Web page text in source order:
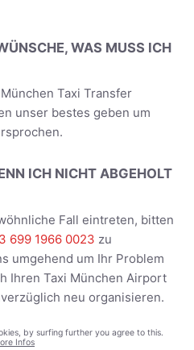
WAS MUSS ICH
Taxi Transfer
unser bestes geben um
ICH NICHT ABGEHOLT
Fall eintreten, bitten
699 1966 0023 zu
umgehend um Ihr Problem
Ihren Taxi München Airport
neu organisieren.
UNS DIREKT ZUR
by surfing further you agree to this.
Infos